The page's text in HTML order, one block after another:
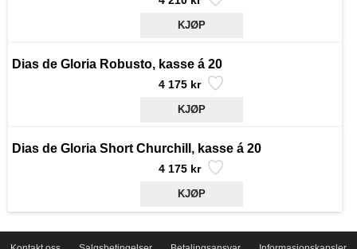
Dias de Gloria Robusto, kasse á 20
4 175 kr
Dias de Gloria Short Churchill, kasse á 20
4 175 kr